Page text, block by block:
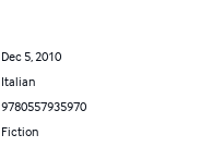
Dec 5, 2010
Italian
9780557935970
Fiction